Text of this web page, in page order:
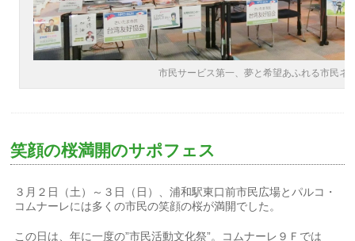
市民サービス第一、夢と希望あふれる市民ネ
笑顔の桜満開のサポフェス
３月２日（土）～３日（日）、浦和駅東口前市民広場とパルコ・
コムナーレには多くの市民の笑顔の桜が満開でした。
この日は、年に一度の”市民活動文化祭”。コムナーレ９Ｆでは